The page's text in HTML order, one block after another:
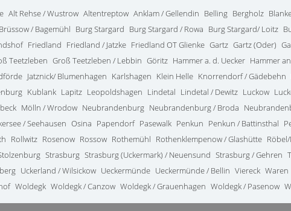
Alt Rehse / Wustrow Altentreptow Anklam / Gellendin Belling Bergholz
Brüssow / Bagemühl Burg Stargard Burg Stargard / Rowa Burg Stargard/ Loitz
Friedland Friedland / Jatzke Friedland OT Glienke Gartz Gartz (Oder)
Teetzleben Groß Teetzleben / Lebbin Göritz Hammer a. d. Uecker Hammer
Jatznick/ Blumenhagen Karlshagen Klein Helle Knorrendorf / Gädebehn
Kublank Lapitz Leopoldshagen Lindetal Lindetal / Dewitz Luckow
Mölln / Wrodow Neubrandenburg Neubrandenburg / Broda
/ Seehausen Osina Papendorf Pasewalk Penkun Penkun / Battinsthal
Rollwitz Rosenow Rossow Rothemühl Rothenklempenow / Glashütte
Strasburg Strasburg (Uckermark) / Neuensund Strasburg / Gehren
Uckerland / Wilsickow Ueckermünde Ueckermünde / Bellin Viereck Waren
Woldegk Woldegk / Canzow Woldegk / Grauenhagen Woldegk / Pasenow